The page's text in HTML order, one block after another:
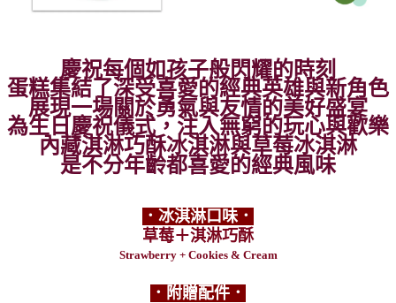
慶祝每個如孩子般閃耀的時刻
蛋糕集結了深受喜愛的經典英雄與新角色
展現一場關於勇氣與友情的美好盛宴
為生日 慶祝儀式，注入無窮的玩心與歡樂
內藏淇淋巧酥冰淇淋與草莓冰淇淋
是不分年齡都喜愛的經典風味
．冰淇淋口味．
草莓＋淇淋巧酥
Strawberry + Cookies & Cream
．附贈配件．